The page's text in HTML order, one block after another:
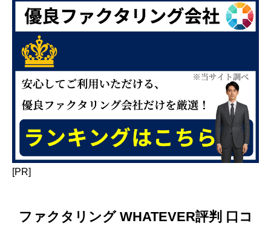
[PR]
ファクタリング WHATEVER評判 口コ